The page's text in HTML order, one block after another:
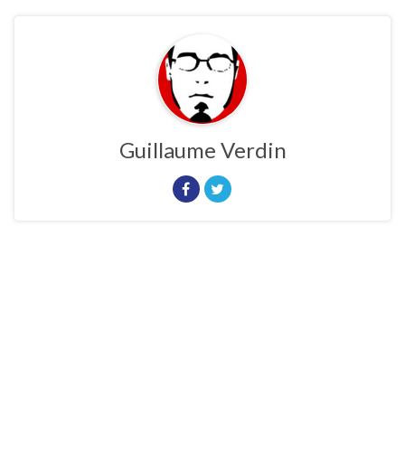
Guillaume Verdin